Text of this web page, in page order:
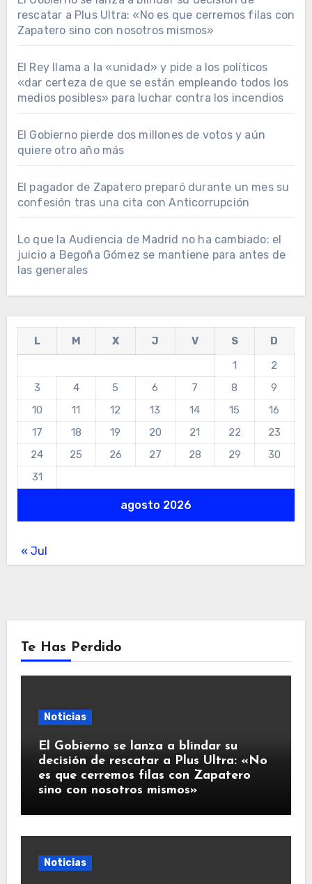
rescatar a Plus Ultra: «No es que cerremos filas con
Zapatero sino con nosotros mismos»
El Rey llama a la «unidad» y pide a los políticos
«dar certeza de que se están empleando todos los
medios posibles» para luchar contra los incendios
El Gobierno pierde dos millones de votos y aún
quiere otro año más
El pagador de Zapatero preparó durante un mes su
confesión tras una cita con Anticorrupción
Lo que la Audiencia de Madrid no ha cambiado: el
juicio a Begoña Gómez se mantiene para antes de
las generales
agosto 2026
L M X J V S
D
1
2
3
4 5 6 7 8
9
10
11 12 13 14 15
16
17
18 19 20 21 22
23
24
25 26 27 28 29
30
31
« Jul
Te Has Perdido
Noticias
El Gobierno se lanza a blindar su
decisión de rescatar a Plus Ultra: «No
es que cerremos filas con Zapatero
sino con nosotros mismos»
Noticias